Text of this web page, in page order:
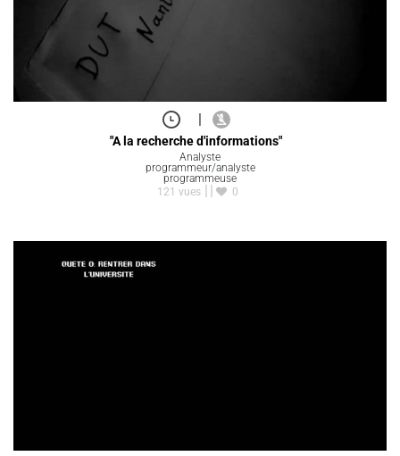
|
"A la recherche d'informations"
Analyste
programmeur/analyste
programmeuse
121 vues
0